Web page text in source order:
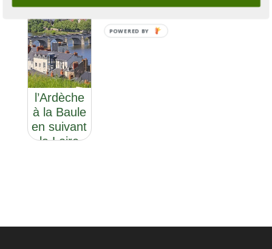
GR®3: de
l’Ardèche
à la Baule
en suivant
la Loire
POWERED BY